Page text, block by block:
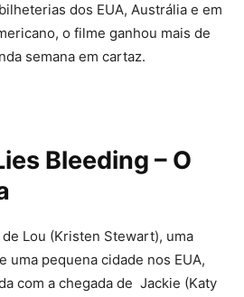
dos EUA, Austrália e em
o filme ganhou mais de
semana em cartaz.
Bleeding – O
Lou (Kristen Stewart), uma
uma pequena cidade nos EUA,
com a chegada de Jackie (Katy